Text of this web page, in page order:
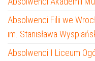
Absolwenci Filii we
im. Stanisława
Absolwenci I Liceum